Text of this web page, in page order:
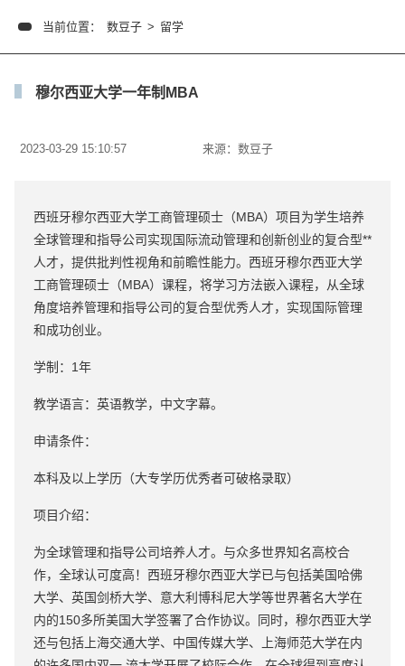
当前位置： 数豆子 > 留学
穆尔西亚大学一年制MBA
2023-03-29 15:10:57 来源： 数豆子
西班牙穆尔西亚大学工商管理硕士（MBA）项目为学生培养
全球管理和指导公司实现国际流动管理和创新创业的复合型**
人才，提供批判性视角和前瞻性能力。西班牙穆尔西亚大学
工商管理硕士（MBA）课程，将学习方法嵌入课程，从全球
角度培养管理和指导公司的复合型优秀人才，实现国际管理
和成功创业。
学制：1年
教学语言：英语教学，中文字幕。
申请条件：
本科及以上学历（大专学历优秀者可破格录取）
项目介绍：
为全球管理和指导公司培养人才。与众多世界知名高校合
作，全球认可度高！西班牙穆尔西亚大学已与包括美国哈佛
大学、英国剑桥大学、意大利博科尼大学等世界著名大学在
内的150多所美国大学签署了合作协议。同时，穆尔西亚大学
还与包括上海交通大学、中国传媒大学、上海师范大学在内